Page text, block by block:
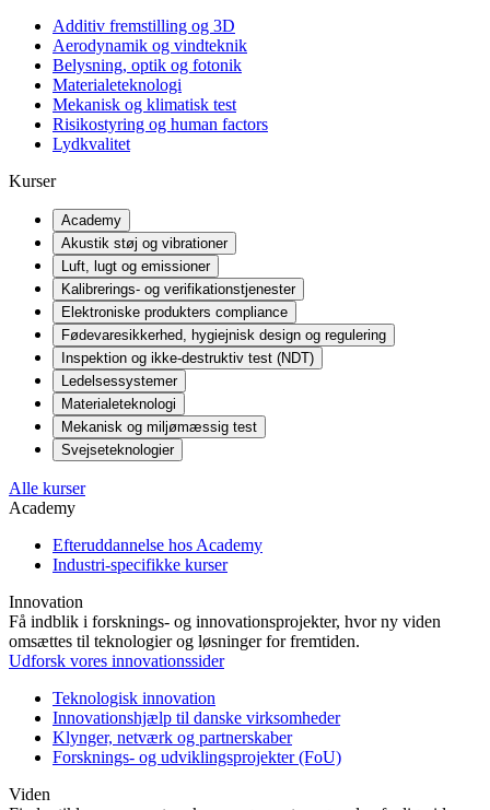
Additiv fremstilling og 3D
Aerodynamik og vindteknik
Belysning, optik og fotonik
Materialeteknologi
Mekanisk og klimatisk test
Risikostyring og human factors
Lydkvalitet
Kurser
Academy
Akustik støj og vibrationer
Luft, lugt og emissioner
Kalibrerings- og verifikationstjenester
Elektroniske produkters compliance
Fødevaresikkerhed, hygiejnisk design og regulering
Inspektion og ikke-destruktiv test (NDT)
Ledelsessystemer
Materialeteknologi
Mekanisk og miljømæssig test
Svejseteknologier
Alle kurser
Academy
Efteruddannelse hos Academy
Industri-specifikke kurser
Innovation
Få indblik i forsknings- og innovationsprojekter, hvor ny viden
omsættes til teknologier og løsninger for fremtiden.
Udforsk vores innovationssider
Teknologisk innovation
Innovationshjælp til danske virksomheder
Klynger, netværk og partnerskaber
Forsknings- og udviklingsprojekter (FoU)
Viden